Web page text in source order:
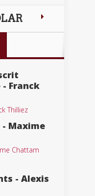
Franck
Thilliez
- Maxime
Chattam
- Alexis